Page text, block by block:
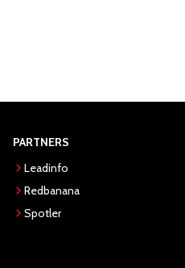
PARTNERS
Leadinfo
Redbanana
Spotler